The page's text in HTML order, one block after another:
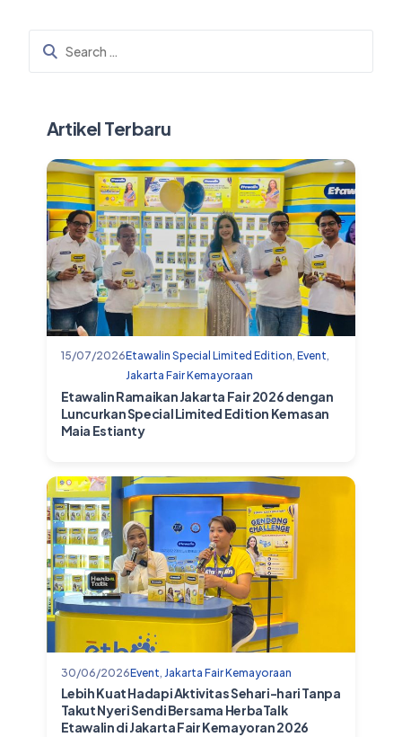
Artikel Terbaru
15/07/2026Etawalin Special Limited Edition Event
Jakarta Fair Kemayoraan
Etawalin Ramaikan Jakarta Fair 2026 dengan
Luncurkan Special Limited Edition Kemasan
Maia Estianty
30/06/2026Event Jakarta Fair Kemayoraan
Lebih Kuat Hadapi Aktivitas Sehari-hari Tanpa
Takut Nyeri Sendi Bersama HerbaTalk
Etawalin di Jakarta Fair Kemayoran 2026